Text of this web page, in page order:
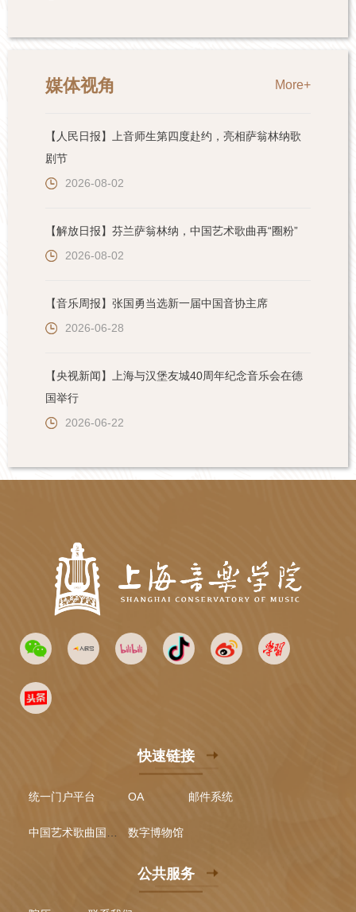
媒体视角 More+
【人民日报】上音师生第四度赴约，亮相萨翁林纳歌
剧节
2026-08-02
【解放日报】芬兰萨翁林纳，中国艺术歌曲再“圈粉”
2026-08-02
【音乐周报】张国勇当选新一届中国音协主席
2026-06-28
【央视新闻】上海与汉堡友城40周年纪念音乐会在德
国举行
2026-06-22
快速链接
统一门户平台 OA 邮件系统
中国艺术歌曲国际声乐比赛 数字博物馆
公共服务